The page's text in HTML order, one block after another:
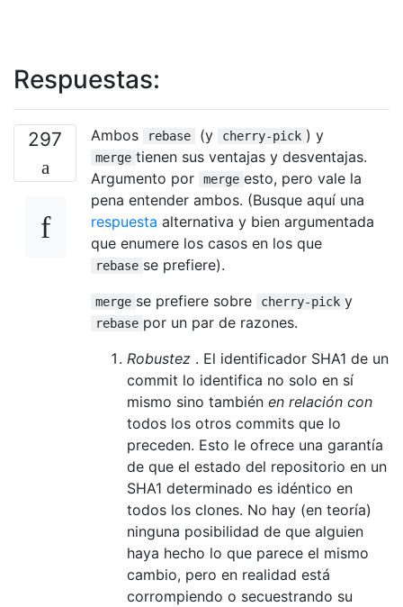
Respuestas:
297 Ambos rebase (y cherry-pick ) y
merge tienen sus ventajas y desventajas.
Argumento por
merge esto, pero vale la
pena entender ambos. (Busque aquí una
respuesta alternativa y bien argumentada
que enumere los casos en los que
rebase se prefiere).
merge se prefiere sobre cherry-pick y
rebase por un par de razones.
Robustez . El identificador SHA1 de un
commit lo identifica no solo en sí
mismo sino también en relación con
todos los otros commits que lo
preceden. Esto le ofrece una garantía
de que el estado del repositorio en un
SHA1 determinado es idéntico en
todos los clones. No hay (en teoría)
ninguna posibilidad de que alguien
haya hecho lo que parece el mismo
cambio, pero en realidad está
corrompiendo o secuestrando su